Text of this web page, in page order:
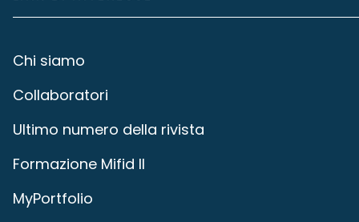
Chi siamo
Collaboratori
Ultimo numero della rivista
Formazione Mifid II
MyPortfolio